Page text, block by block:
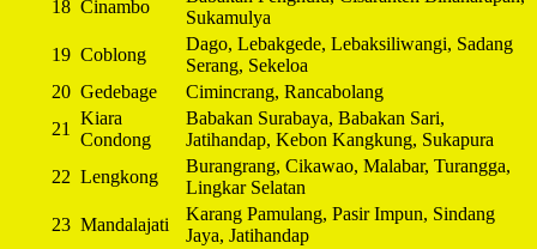
18 Cinambo
Sukamulya
19 Coblong
Dago, Lebakgede, Lebaksiliwangi, Sadang
Serang, Sekeloa
20 Gedebage
Cimincrang, Rancabolang
21
Kiara
Condong
Babakan Surabaya, Babakan Sari,
Jatihandap, Kebon Kangkung, Sukapura
22 Lengkong
Burangrang, Cikawao, Malabar, Turangga,
Lingkar Selatan
23 Mandalajati
Karang Pamulang, Pasir Impun, Sindang
Jaya, Jatihandap